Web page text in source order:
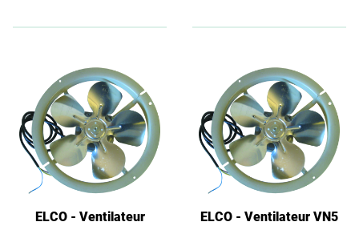
ELCO - Ventilateur
ELCO - Ventilateur VN5